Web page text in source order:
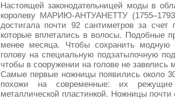
Настоящей законодательницей моды в
королеву МАРИЮ-АНТУАНЕТТУ
достигала почти 92 сантиметров за
которые вплетались в волосы. Подобные
менее месяца. Чтобы сохранить модную
голову на специальную подзатылочную
чтобы в сооружении на голове не завелись
Самые первые ножницы появились около
похожи на современные: их
металлической пластинкой. Ножницы